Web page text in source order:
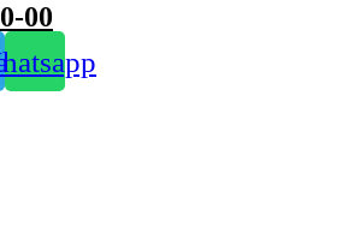
00